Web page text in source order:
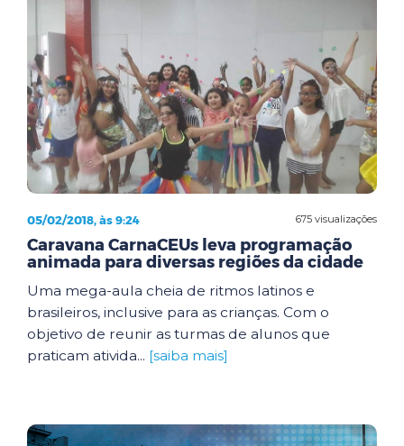
675 visualizações
05/02/2018, às 9:24
Caravana CarnaCEUs leva programação
animada para diversas regiões da cidade
Uma mega-aula cheia de ritmos latinos e
brasileiros, inclusive para as crianças. Com o
objetivo de reunir as turmas de alunos que
praticam ativida... [saiba mais]